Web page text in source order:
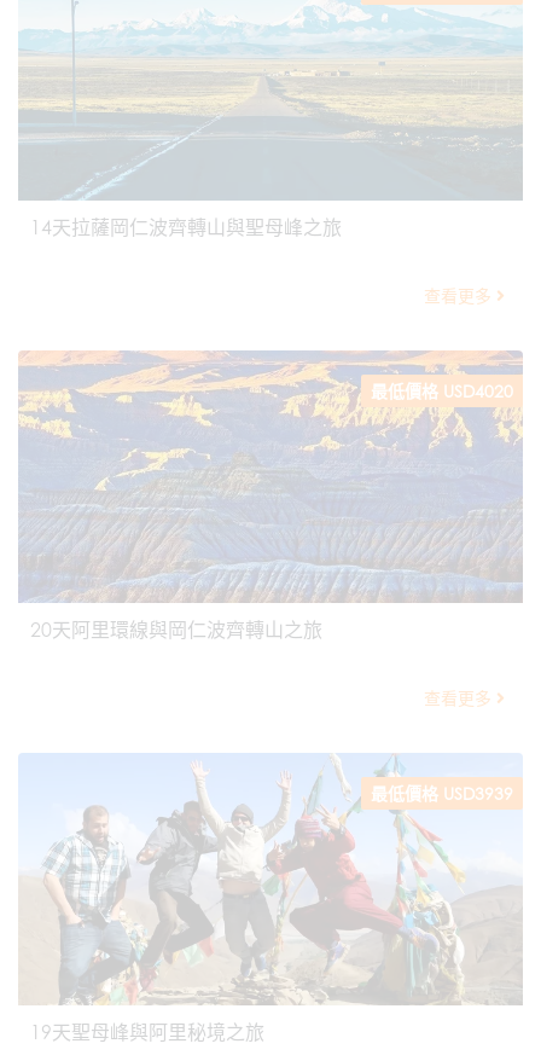
14天拉薩岡仁波齊轉山與聖母峰之旅
查看更多
最低價格 USD4020
20天阿里環線與岡仁波齊轉山之旅
查看更多
最低價格 USD3939
19天聖母峰與阿里秘境之旅